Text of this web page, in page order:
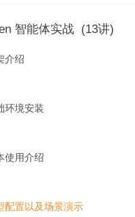
造一个集成国内上
造一个集成国内上
：后端解析
识库详解
应用配置详解
发布应用
智能体实战 (13讲)
介绍
环境安装
使用介绍
配置以及场景演示